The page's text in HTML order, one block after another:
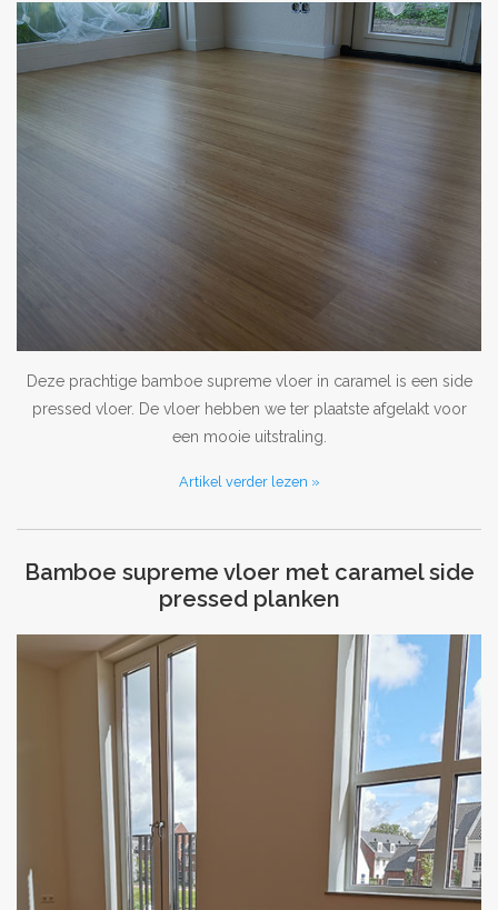
Deze prachtige bamboe supreme vloer in caramel is een side
pressed vloer. De vloer hebben we ter plaatste afgelakt voor
een mooie uitstraling.
Artikel verder lezen »
Bamboe supreme vloer met caramel side
pressed planken